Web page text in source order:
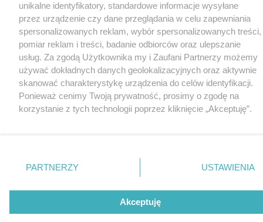
unikalne identyfikatory, standardowe informacje wysyłane
przez urządzenie czy dane przeglądania w celu zapewniania
spersonalizowanych reklam, wybór spersonalizowanych treści,
pomiar reklam i treści, badanie odbiorców oraz ulepszanie
usług. Za zgodą Użytkownika my i Zaufani Partnerzy możemy
używać dokładnych danych geolokalizacyjnych oraz aktywnie
skanować charakterystykę urządzenia do celów identyfikacji.
Ponieważ cenimy Twoją prywatność, prosimy o zgodę na
korzystanie z tych technologii poprzez kliknięcie „Akceptuję”.
nie wymagają zgody użytkownika, ale masz prawo sprzeciwić
się takiemu przetwarzaniu. Preferencje będą miały
Zapoznaj się z poniższymi informacjami, abyś mógł świadomie
PARTNERZY USTAWIENIA
Akceptuję